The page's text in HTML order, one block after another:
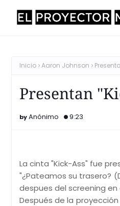
Inicio Aaron Johnson
Presentan
Anónimo 9:23
La cinta "Kick-Ass" fue
"¿Pateamos su trasero?
despues del screening
Después de la